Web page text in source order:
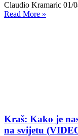
Claudio Kramaric 01/
Read More »
Kraš: Kako je
na svijetu